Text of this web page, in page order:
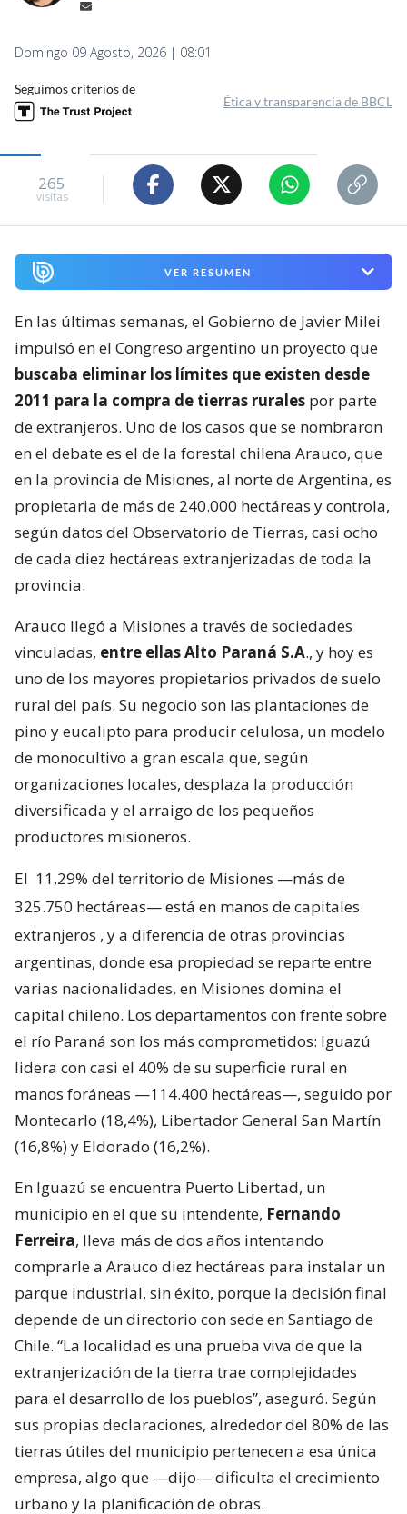
Domingo 09 Agosto, 2026 | 08:01
Seguimos criterios de
Ética y transparencia de BBCL
265
visitas
VER RESUMEN
En las últimas semanas, el Gobierno de Javier Milei
impulsó en el Congreso argentino un proyecto que
buscaba eliminar los límites que existen desde
2011 para la compra de tierras rurales por parte
de extranjeros. Uno de los casos que se nombraron
en el debate es el de la forestal chilena Arauco, que
en la provincia de Misiones, al norte de Argentina, es
propietaria de más de 240.000 hectáreas y controla,
según datos del Observatorio de Tierras, casi ocho
de cada diez hectáreas extranjerizadas de toda la
provincia.
Arauco llegó a Misiones a través de sociedades
vinculadas, entre ellas Alto Paraná S.A., y hoy es
uno de los mayores propietarios privados de suelo
rural del país. Su negocio son las plantaciones de
pino y eucalipto para producir celulosa, un modelo
de monocultivo a gran escala que, según
organizaciones locales, desplaza la producción
diversificada y el arraigo de los pequeños
productores misioneros.
El 11,29% del territorio de Misiones —más de
325.750 hectáreas— está en manos de capitales
extranjeros , y a diferencia de otras provincias
argentinas, donde esa propiedad se reparte entre
varias nacionalidades, en Misiones domina el
capital chileno. Los departamentos con frente sobre
el río Paraná son los más comprometidos: Iguazú
lidera con casi el 40% de su superficie rural en
manos foráneas —114.400 hectáreas—, seguido por
Montecarlo (18,4%), Libertador General San Martín
(16,8%) y Eldorado (16,2%).
En Iguazú se encuentra Puerto Libertad, un
municipio en el que su intendente, Fernando
Ferreira, lleva más de dos años intentando
comprarle a Arauco diez hectáreas para instalar un
parque industrial, sin éxito, porque la decisión final
depende de un directorio con sede en Santiago de
Chile. “La localidad es una prueba viva de que la
extranjerización de la tierra trae complejidades
para el desarrollo de los pueblos”, aseguró. Según
sus propias declaraciones, alrededor del 80% de las
tierras útiles del municipio pertenecen a esa única
empresa, algo que —dijo— dificulta el crecimiento
urbano y la planificación de obras.